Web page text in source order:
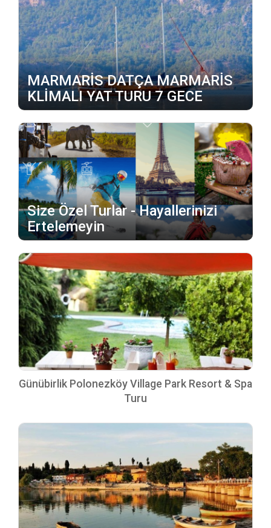
MARMARİS DATÇA MARMARİS
KLİMALI YAT TURU 7 GECE
Size Özel Turlar - Hayallerinizi
Ertelemeyin
Günübirlik Polonezköy Village Park Resort & Spa
Turu